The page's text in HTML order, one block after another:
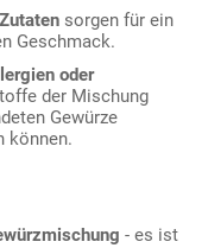
sorgen für ein
Geschmack.
oder
der Mischung
Gewürze
können.
- es ist